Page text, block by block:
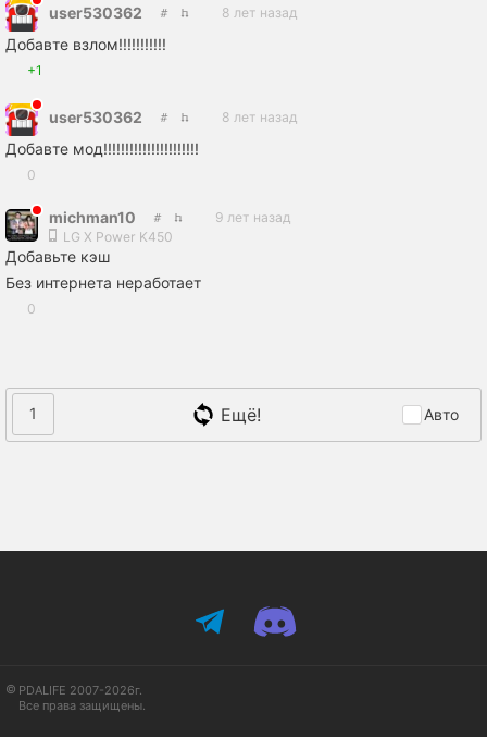
user530362 8 лет назад
Добавте взлом!!!!!!!!!!!
+1
user530362 8 лет назад
Добавте мод!!!!!!!!!!!!!!!!!!!!!!
0
michman10
9 лет назад
LG X Power K450
Добавьте кэш
Без интернета неработает
0
1 Ещё! Авто
PDALIFE 2007-2026г.
Все права защищены.